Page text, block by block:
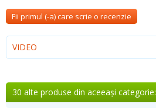
Fii primul (-a) care scrie o recenzie
VIDEO
30 alte produse din aceeași categorie: